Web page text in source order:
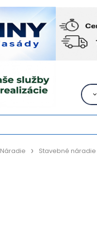
Stavebné náradie